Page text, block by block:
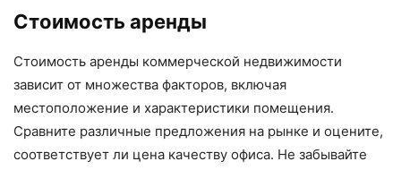
Стоимость аренды
Стоимость аренды коммерческой недвижимости
зависит от множества факторов, включая
местоположение и характеристики помещения.
Сравните различные предложения на рынке и оцените,
соответствует ли цена качеству офиса. Не забывайте